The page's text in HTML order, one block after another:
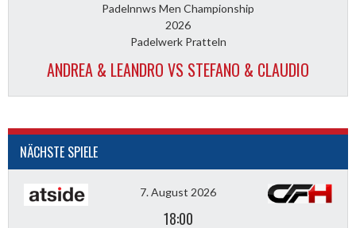
Padelnnws Men Championship
2026
Padelwerk Pratteln
ANDREA & LEANDRO VS STEFANO & CLAUDIO
NÄCHSTE SPIELE
7. August 2026
18:00